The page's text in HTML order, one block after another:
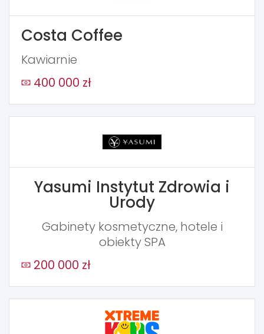
Costa Coffee
Kawiarnie
400 000 zł
Yasumi Instytut Zdrowia i
Urody
Gabinety kosmetyczne, hotele i
obiekty SPA
200 000 zł